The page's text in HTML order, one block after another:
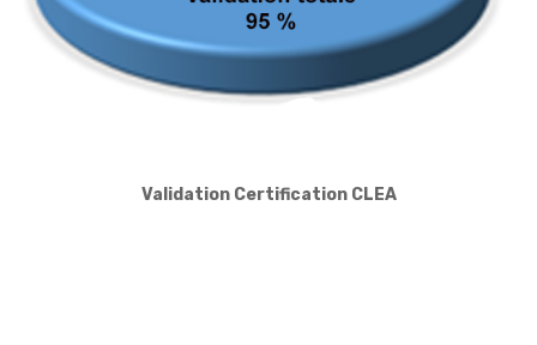
Validation Certification CLEA